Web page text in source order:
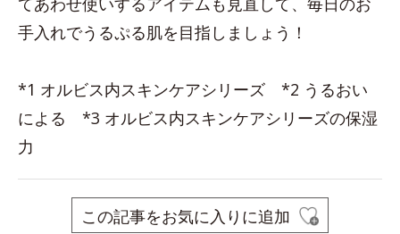
手入れでうるぷる肌を目指しましょう！
*1 オルビス内スキンケアシリーズ *2 うるおい
による *3 オルビス内スキンケアシリーズの保湿
力
この記事をお気に入りに追加